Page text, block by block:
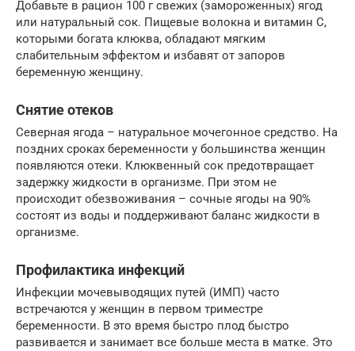
Добавьте в рацион 100 г свежих (замороженных) ягод
или натуральный сок. Пищевые волокна и витамин С,
которыми богата клюква, обладают мягким
слабительным эффектом и избавят от запоров
беременную женщину.
Снятие отеков
Северная ягода – натуральное мочегонное средство. На
поздних сроках беременности у большинства женщин
появляются отеки. Клюквенный сок предотвращает
задержку жидкости в организме. При этом не
происходит обезвоживания – сочные ягоды на 90%
состоят из воды и поддерживают баланс жидкости в
организме.
Профилактика инфекций
Инфекции мочевыводящих путей (ИМП) часто
встречаются у женщин в первом триместре
беременности. В это время быстро плод быстро
развивается и занимает все больше места в матке. Это